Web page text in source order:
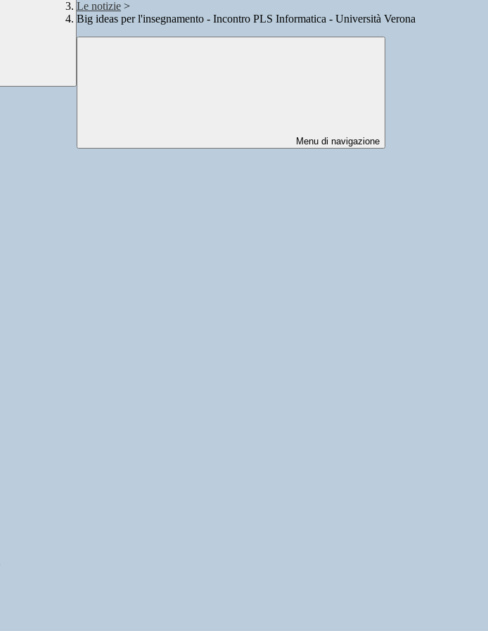
Le notizie >
Big ideas per l'insegnamento - Incontro PLS Informatica - Università Verona
Menu di navigazione